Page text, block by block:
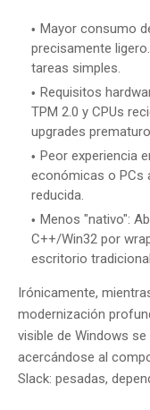
Mayor consumo
precisamente
tareas simples.
Requisitos
TPM 2.0 y CPUs
upgrades
Peor experiencia
económicas o PCs
reducida.
Menos "nativo":
C++/Win32 por
escritorio
Irónicamente,
modernización
visible de Windows
acercándose al
Slack: pesadas,